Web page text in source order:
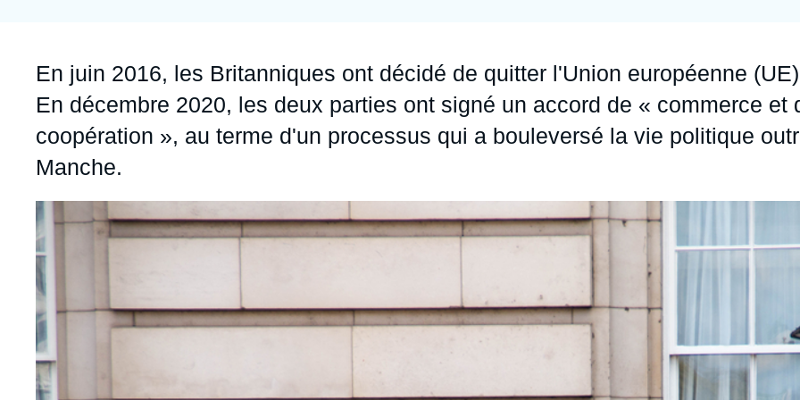
OTAN
Afrique du Nord et Moyen-Orient
Accroche
En juin 2016, les Britanniques ont décidé de quitter l'Union européenne
En décembre 2020, les deux parties ont signé un accord de « commerce et
coopération », au terme d'un processus qui a bouleversé la vie politique
Manche.
principale
médiatique